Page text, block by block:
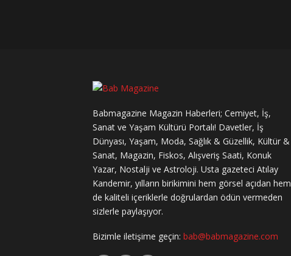
Babmagazine Magazin Haberleri; Cemiyet, İş,
Sanat ve Yaşam Kültürü Portalı! Davetler, İş
Dünyası, Yaşam, Moda, Sağlık & Güzellik, Kültür &
Sanat, Magazin, Fiskos, Alışveriş Saati, Konuk
Yazar, Nostalji ve Astroloji. Usta gazeteci Atılay
Kandemir, yılların birikimini hem görsel açıdan hem
de kaliteli içeriklerle doğrulardan ödün vermeden
sizlerle paylaşıyor.
Bizimle iletişime geçin: bab@babmagazine.com